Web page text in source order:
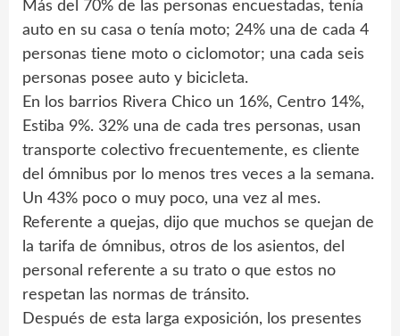
Más del 70% de las personas encuestadas, tenía
auto en su casa o tenía moto; 24% una de cada 4
personas tiene moto o ciclomotor; una cada seis
personas posee auto y bicicleta.
En los barrios Rivera Chico un 16%, Centro 14%,
Estiba 9%. 32% una de cada tres personas, usan
transporte colectivo frecuentemente, es cliente
del ómnibus por lo menos tres veces a la semana.
Un 43% poco o muy poco, una vez al mes.
Referente a quejas, dijo que muchos se quejan de
la tarifa de ómnibus, otros de los asientos, del
personal referente a su trato o que estos no
respetan las normas de tránsito.
Después de esta larga exposición, los presentes